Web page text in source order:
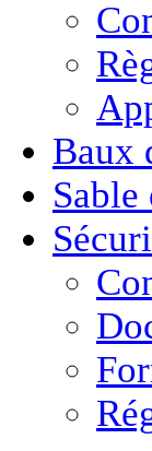
Baux